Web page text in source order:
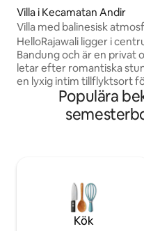
Villa i Kecamatan Andir
Villa med balinesisk
staden Bandung
HelloRajawali ligger i
Bandung och är en privat
letar efter romantiska
en lyxig intim tillflyktsort
med en aura av kärlek
skapar en romantisk
romantiskt dopp under
en stol och dricker en
flytande stund båda 💖
Populära
Kök